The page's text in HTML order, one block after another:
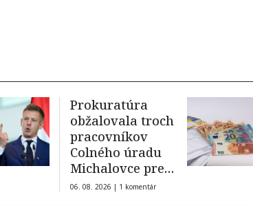
Prokuratúra
obžalovala troch
pracovníkov
Colného úradu
Michalovce pre
úplatky
06. 08. 2026 | 1 komentár